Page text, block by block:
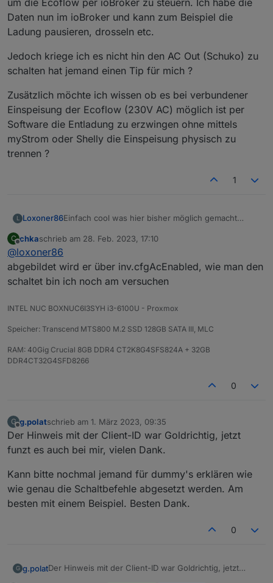
bei mir wird unter Objekte leider auch kein
Eintrag gesetzt
Daten nun im ioBroker und kann zum Beispiel die
Ladung pausieren, drosseln etc.
Jedoch kriege ich es nicht hin den AC Out (Schuko) zu
schalten hat jemand einen Tip für mich ?
Zusätzlich möchte ich wissen ob es bei verbundener
Einspeisung der Ecoflow (230V AC) möglich ist per
Software die Entladung zu erzwingen ohne mittels
myStrom oder Shelly die Einspeisung physisch zu
trennen ?
1
L Loxoner86Einfach cool was hier bisher möglich gemacht
habe die Daten nun im ioBroker und kann zum
Jedoch kriege ich es nicht hin den AC Out
?
Zusätzlich möchte ich wissen ob es bei
verbundener Einspeisung der Ecoflow (230V AC)
möglich ist per Software die Entladung zu
Einspeisung physisch zu trennen ?
C
Offline
chkaschrieb am 28. Feb. 2023, 17:10
zuletzt editiert von
@loxoner86
abgebildet wird er über inv.cfgAcEnabled, wie man den
schaltet bin ich noch am versuchen
INTEL NUC BOXNUC6I3SYH i3-6100U - Proxmox
Speicher: Transcend MTS800 M.2 SSD 128GB SATA III, MLC
RAM: 40Gig Crucial 8GB DDR4 CT2K8G4SFS824A + 32GB
DDR4CT32G4SFD8266
0
G
Offline
g.polatschrieb am 1. März 2023, 09:35
zuletzt editiert von
Der Hinweis mit der Client-ID war Goldrichtig, jetzt
funzt es auch bei mir, vielen Dank.
Kann bitte nochmal jemand für dummy's erklären wie
wie genau die Schaltbefehle abgesetzt werden. Am
besten mit einem Beispiel. Besten Dank.
0
G g.polatDer Hinweis mit der Client-ID war Goldrichtig, jetzt